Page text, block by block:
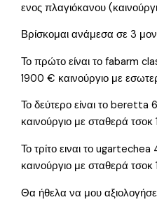
ενος πλαγιόκανου
Βρίσκομαι ανάμεσα σε 3
Το πρώτο είναι το fabarm
1900 € καινούργιο με
Το δεύτερο είναι το
καινούργιο με σταθερά τσοκ
Το τρίτο ειναι το
καινούργιο με σταθερά τσοκ
Θα ήθελα να μου